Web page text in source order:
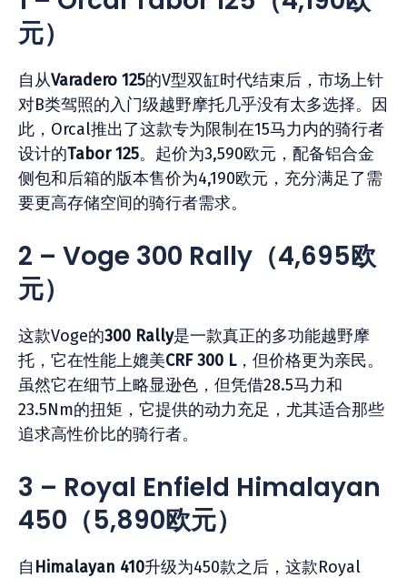
元）
自从Varadero 125的V型双缸时代结束后，市场上针
对B类驾照的入门级越野摩托几乎没有太多选择。因
此，Orcal推出了这款专为限制在15马力内的骑行者
设计的Tabor 125。起价为3,590欧元，配备铝合金
侧包和后箱的版本售价为4,190欧元，充分满足了需
要更高存储空间的骑行者需求。
2 – Voge 300 Rally （4,695欧
元）
这款Voge的300 Rally是一款真正的多功能越野摩
托，它在性能上媲美CRF 300 L，但价格更为亲民。
虽然它在细节上略显逊色，但凭借28.5马力和
23.5Nm的扭矩，它提供的动力充足，尤其适合那些
追求高性价比的骑行者。
3 – Royal Enfield Himalayan
450 （5,890欧元）
自 Himalayan 410升级为450款之后，这款Royal